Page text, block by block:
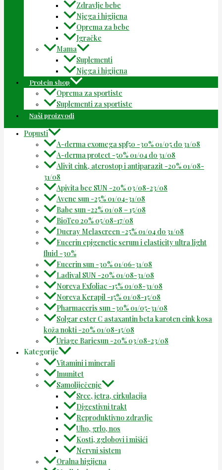
Zdravlje bebe
Njega i higijena
Oprema za bebe
Igračke
Mama
Suplementi
Njega i higijena
Protein shop
Oprema za sportiste
Suplementi za sportiste
Naši proizvodi
Popusti
A-derma exomega spf50 -30% 01/05 do 31/08
A-derma protect -50% 01/04 do 31/08
Alivit cink, aterostop i antiparazit -20% 01/08-
31/08
Apivita bee SUN -20% 03/08-23/08
Avene sun -25% 01/04-31/08
Babe sun -22% 01/08 – 15/08
BioTeo 20% 05/08-17/08
Ducray Melascreen -25% 01/04 do 31/08
Eucerin epigenetic serum i elasticity ultra light
fluid -30%
Eucerin sun -30% 01/06-31/08
Ladival SUN -20% 01/08-31/08
Noreva Exfoliac -15% 01/08-31/08
Noreva Kerapil -15% 01/08-15/08
Pharmaceris sun -30% 01/05-31/08
Solgar ester C astaxantin beta karoten cink kosa
koža nokti -20% 01/08-15/08
Uriage Bariesun -20% 03/08-23/08
Kategorije
Vitamini i minerali
Imunitet
Samoliječenje
Srce, jetra, cirkulacija
Digestivni trakt
Reproduktivno zdravlje
Uho, grlo, nos
Kosti, zglobovi i mišići
Nervni sistem
Oralna higijena